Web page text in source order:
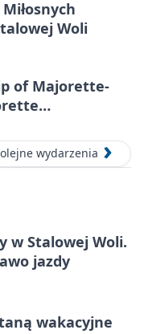
Woli
of Majorette-
wydarzenia
w Stalowej Woli.
jazdy
wakacyjne